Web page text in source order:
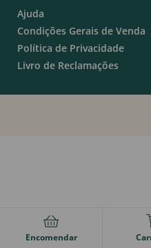
Ajuda
Condições Gerais de Venda
Política de Privacidade
Livro de Reclamações
Encomendar